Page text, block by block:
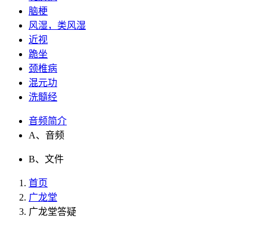
脑梗
风湿，类风湿
近视
跪坐
颈椎病
混元功
洗髓经
音频简介
A、音频
B、文件
首页
广龙堂
广龙堂答疑